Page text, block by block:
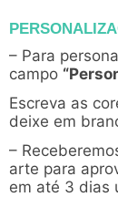
– Para
campo
Escreva as
deixe em
–
arte para
em até 3 dias